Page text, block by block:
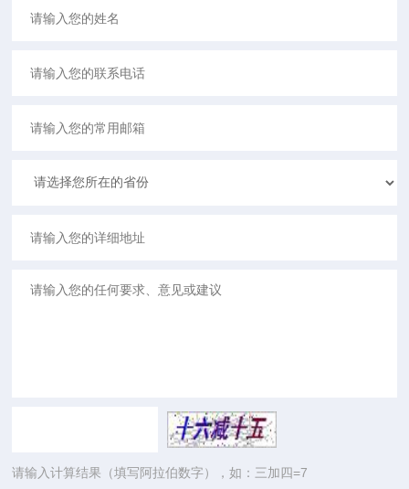
请输入计算结果（填写阿拉伯数字），如：三加四=7